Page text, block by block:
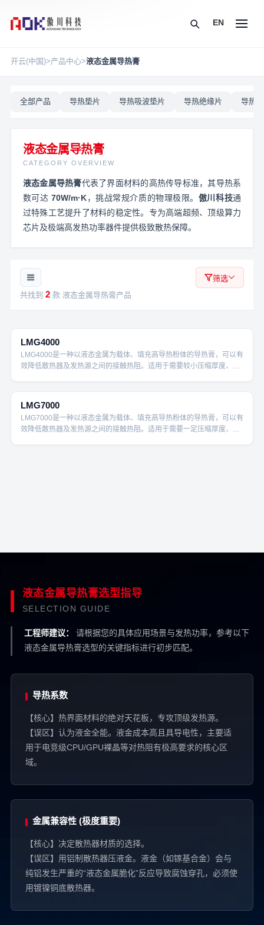
EN
开云(中国)>产品中心>液态金属导热膏
全部产品 导热垫片 导热吸波垫片 导热绝缘片 导热
液态金属导热膏
CATEGORY OVERVIEW
液态金属导热膏代表了界面材料的高热传导标准，其导热系
数可达70W/m·K ，挑战常规介质的物理极限。 傲川科技通
过特殊工艺提升了材料的稳定性。专为高端超频、顶级算力
芯片及极端高发热功率器件提供极致散热保障。
共找到 2款 液态金属导热膏产品
筛选
LMG4000
LMG4000是一种以液态金属为载体、填充高导热粉体的导热膏，可以有
效降低散热器及发热源之间的接触热阻。适用于需要较小压缩厚度、恒
LMG7000
LMG7000是一种以液态金属为载体、填充高导热粉体的导热膏，可以有
效降低散热器及发热源之间的接触热阻。适用于需要一定压缩厚度、恒
液态金属导热膏选型指导
SELECTION GUIDE
工程师建议：
请根据您的具体应用场景与发热功率，参考以下
液态金属导热膏选型的关键指标进行初步匹配。
导热系数
【核心】热界面材料的绝对天花板，专攻顶级发热源。
【误区】认为液金全能。液金成本高且具导电性，主要适
用于电竞级CPU/GPU裸晶等对热阻有极高要求的核心区
域。
金属兼容性 (极度重要)
【核心】决定散热器材质的选择。
【误区】用铝制散热器压液金。液金（如镓基合金）会与
纯铝发生严重的“液态金属脆化”反应导致腐蚀穿孔，必须使
用镀镍铜底散热器。